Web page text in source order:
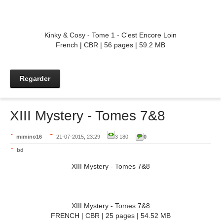
Kinky & Cosy - Tome 1 - C'est Encore Loin
French | CBR | 56 pages | 59.2 MB
Regarder
XIII Mystery - Tomes 7&8
mimino16 21-07-2015, 23:29 3 180 0
bd
XIII Mystery - Tomes 7&8
XIII Mystery - Tomes 7&8
FRENCH | CBR | 25 pages | 54.52 MB